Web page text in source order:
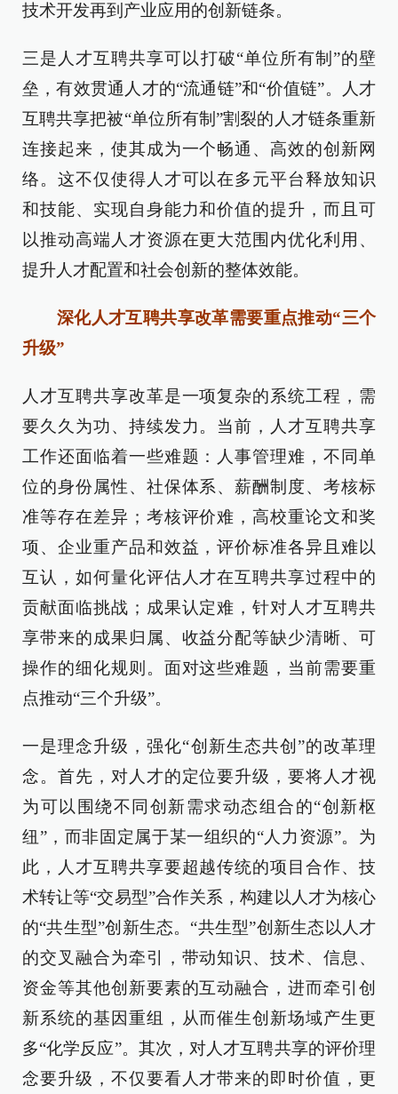
技术开发再到产业应用的创新链条。
三是人才互聘共享可以打破“单位所有制”的壁
垒，有效贯通人才的“流通链”和“价值链”。人才
互聘共享把被“单位所有制”割裂的人才链条重新
连接起来，使其成为一个畅通、高效的创新网
络。这不仅使得人才可以在多元平台释放知识
和技能、实现自身能力和价值的提升，而且可
以推动高端人才资源在更大范围内优化利用、
提升人才配置和社会创新的整体效能。
深化人才互聘共享改革需要重点推动“三个
升级”
人才互聘共享改革是一项复杂的系统工程，需
要久久为功、持续发力。当前，人才互聘共享
工作还面临着一些难题：人事管理难，不同单
位的身份属性、社保体系、薪酬制度、考核标
准等存在差异；考核评价难，高校重论文和奖
项、企业重产品和效益，评价标准各异且难以
互认，如何量化评估人才在互聘共享过程中的
贡献面临挑战；成果认定难，针对人才互聘共
享带来的成果归属、收益分配等缺少清晰、可
操作的细化规则。面对这些难题，当前需要重
点推动“三个升级”。
一是理念升级，强化“创新生态共创”的改革理
念。首先，对人才的定位要升级，要将人才视
为可以围绕不同创新需求动态组合的“创新枢
纽”，而非固定属于某一组织的“人力资源”。为
此，人才互聘共享要超越传统的项目合作、技
术转让等“交易型”合作关系，构建以人才为核心
的“共生型”创新生态。“共生型”创新生态以人才
的交叉融合为牵引，带动知识、技术、信息、
资金等其他创新要素的互动融合，进而牵引创
新系统的基因重组，从而催生创新场域产生更
多“化学反应”。其次，对人才互聘共享的评价理
念要升级，不仅要看人才带来的即时价值，更